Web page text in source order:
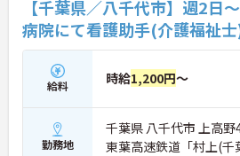
【千葉県／八千代市】週2日
病院にて看護助手(介護福祉
給料 時給1,200円～
勤務地
千葉県 八千代市 上高野
東葉高速鉄道「村上(